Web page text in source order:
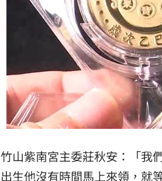
竹山紫南宮主委莊秋安：「我
出生他沒有時間馬上來領，就